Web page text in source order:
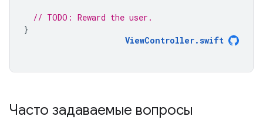
// TODO: Reward the user.
}
ViewController.swift
Часто задаваемые вопросы